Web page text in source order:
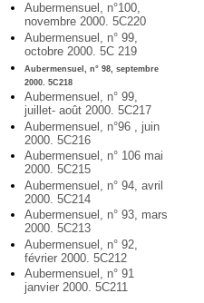
Aubermensuel, n°100,
novembre 2000. 5C220
Aubermensuel, n° 99,
octobre 2000. 5C 219
Aubermensuel, n° 98, septembre
2000. 5C218
Aubermensuel, n° 99,
juillet- août 2000. 5C217
Aubermensuel, n°96 , juin
2000. 5C216
Aubermensuel, n° 106 mai
2000. 5C215
Aubermensuel, n° 94, avril
2000. 5C214
Aubermensuel, n° 93, mars
2000. 5C213
Aubermensuel, n° 92,
février 2000. 5C212
Aubermensuel, n° 91
janvier 2000. 5C211